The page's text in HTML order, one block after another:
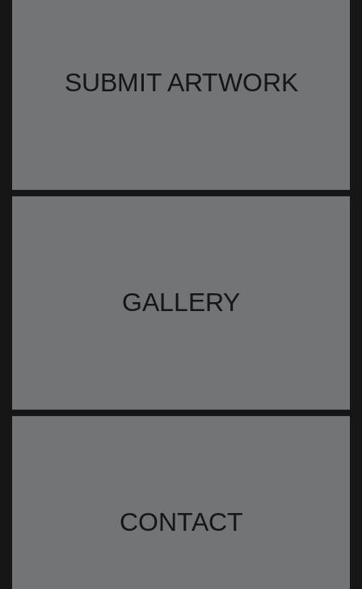
SUBMIT ARTWORK
GALLERY
CONTACT